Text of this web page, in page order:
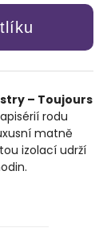
– Toujours
rodu
matně
izolací udrží